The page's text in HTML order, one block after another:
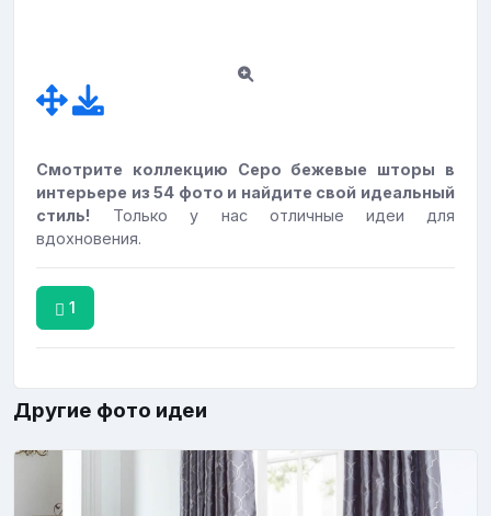
Смотрите коллекцию Серо бежевые шторы в
интерьере из 54 фото и найдите свой идеальный
стиль!
Только у нас отличные идеи для
вдохновения.
1
Другие фото идеи